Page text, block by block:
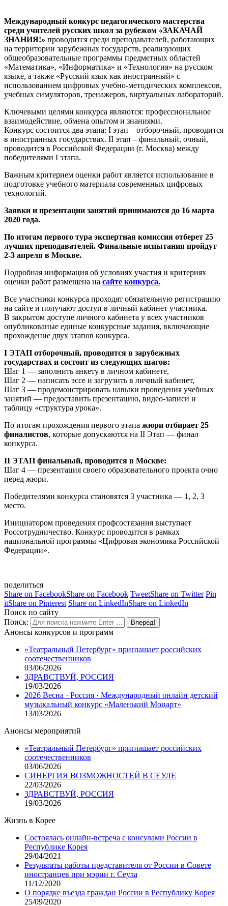
Международный конкурс педагогического мастерства
среди учителей русских школ за рубежом «ЗАКАЧАЙ
ЗНАНИЯ!» проводится среди преподавателей, работающих
на территории зарубежных государств, реализующих
общеобразовательные программы предметных областей
«Математика», «Информатика» и «Технология» на русском
языке, а также «Русский язык как иностранный» с
использованием цифровых учебно-методических комплексов,
учебных симуляторов, тренажеров, виртуальных лабораторий.
Ключевыми целями конкурса являются: профессиональное
взаимодействие, обмена опытом и знаниями.
Конкурс состоится два этапа: I этап – отборочный, проводится
в иностранных государствах. II этап – финальный, очный,
проводится в Российской Федерации (г. Москва) между
победителями I этапа.
Важным критерием оценки работ является использование в
подготовке учебного материала современных цифровых
технологий.
Заявки и презентации занятий принимаются до 16 марта
2020 года.
По итогам первого тура экспертная комиссия отберет 25
лучших преподавателей. Финальные испытания пройдут
2-3 апреля в Москве.
Подробная информация об условиях участия и критериях
оценки работ размещена на сайте конкурса.
Все участники конкурса проходят обязательную регистрацию
на сайте и получают доступ в личный кабинет участника.
В закрытом доступе личного кабинета у всех участников
опубликованые единые конкурсные задания, включающие
прохождение двух этапов конкурса.
I ЭТАП отборочный, проводится в зарубежных
государствах и состоит из следующих шагов:
Шаг 1 — заполнить анкету в личном кабинете,
Шаг 2 — написать эссе и загрузить в личный кабинет,
Шаг 3 — продемонстрировать навыки проведения учебных
занятий — предоставить презентацию, видео-записи и
таблицу «структура урока».
По итогам прохождения первого этапа жюри отбирает 25
финалистов, которые допускаются на II Этап — финал
конкурса.
II ЭТАП финальный, проводится в Москве:
Шаг 4 — презентация своего образовательного проекта очно
перед жюри.
Победителями конкурса становятся 3 участника — 1, 2, 3
место.
Инициатором проведения профсостязания выступает
Россотрудничество. Конкурс проводится в рамках
национальной программы «Цифровая экономика Российской
Федерации».
поделиться
Share on FacebookShare on Facebook TweetShare on Twitter Pin
itShare on Pinterest Share on LinkedInShare on LinkedIn
Поиск по сайту
Поиск:
Анонсы конкурсов и программ
«Театральный Петербург» приглашает российских
соотечественников
03/06/2026
ЗДРАВСТВУЙ, РОССИЯ
19/03/2026
2026 Весна · Россия · Международный онлайн детский
музыкальный конкурс «Маленький Моцарт»
13/03/2026
Анонсы мероприятий
«Театральный Петербург» приглашает российских
соотечественников
03/06/2026
СИНЕРГИЯ ВОЗМОЖНОСТЕЙ В СЕУЛЕ
22/03/2026
ЗДРАВСТВУЙ, РОССИЯ
19/03/2026
Жизнь в Корее
Состоялась онлайн-встреча с консулами России в
Республике Корея
29/04/2021
Результаты работы представителя от России в Совете
иностранцев при мэрии г. Сеула
11/12/2020
О порядке въезда граждан России в Республику Корея
25/09/2020